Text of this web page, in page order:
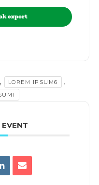
export
, LOREM IPSUM6 ,
EVENT